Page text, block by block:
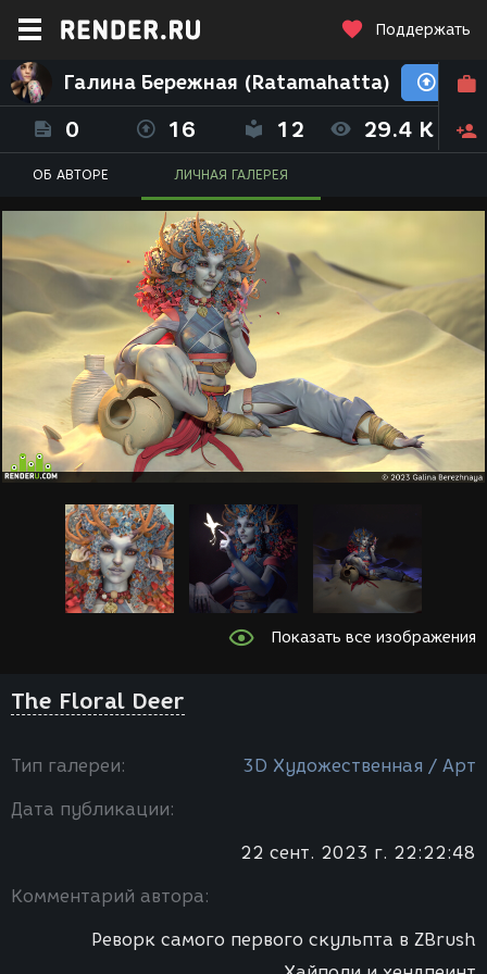
Поддержать
Галина Бережная (Ratamahatta)
0 16 12 29.4 K
ОБ АВТОРЕ ЛИЧНАЯ ГАЛЕРЕЯ
Показать все изображения
The Floral Deer
Тип галереи: 3D Художественная / Арт
Дата публикации:
22 сент. 2023 г. 22:22:48
Комментарий автора:
Реворк самого первого скульпта в ZBrush